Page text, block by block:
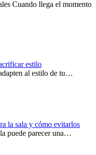
Cuando llega el momento
estilo
al estilo de tu…
la sala y cómo evitarlos
puede parecer una…